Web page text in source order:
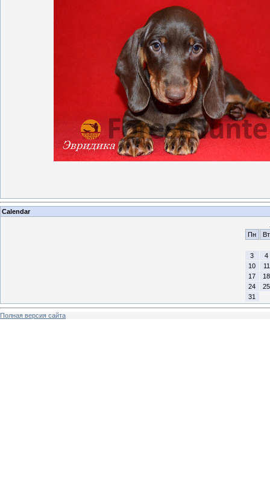
Calendar
Пн
Вт
3
4
10
11
17
18
24
25
31
Полная версия сайта